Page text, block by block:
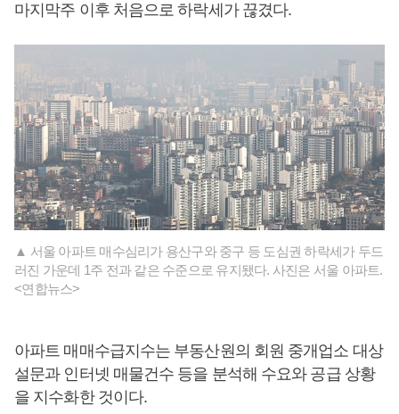
마지막주 이후 처음으로 하락세가 끊겼다.
▲ 서울 아파트 매수심리가 용산구와 중구 등 도심권 하락세가 두드
러진 가운데 1주 전과 같은 수준으로 유지됐다. 사진은 서울 아파트.
<연합뉴스>
아파트 매매수급지수는 부동산원의 회원 중개업소 대상
설문과 인터넷 매물건수 등을 분석해 수요와 공급 상황
을 지수화한 것이다.